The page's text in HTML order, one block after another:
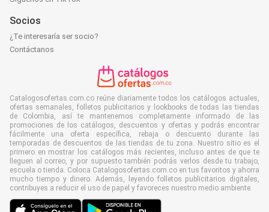
Socios
¿Te interesaría ser socio?
Contáctanos
Catalogosofertas.com.co reúne diariamente todos los catálogos actuales,
ofertas semanales, folletos publicitarios y lookbooks de todas las tiendas
de Colombia, así te mantenemos completamente informado de las
promociones de los catálogos, descuentos y ofertas y podrás encontrar
fácilmente una oferta específica, rebaja o descuento durante las
temporadas de descuentos de las tiendas de tu zona. Nuestro sitio es el
primero en mostrar los catálogos más recientes, incluso antes de que te
lleguen al correo, y por supuesto también podrás verlos desde tu trabajo,
escuela o tienda. Coloca Catalogosofertas.com.co en tus favoritos y ahorra
mucho tiempo y dinero. Además, leyendo folletos publicitarios digitales,
contribuyes a reducir el uso de papel y favoreces nuestro medio ambiente.